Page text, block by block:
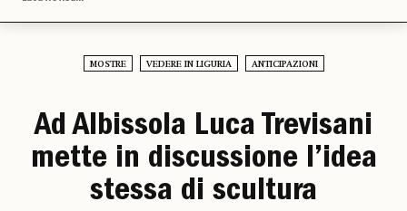
MOSTRE VEDERE IN LIGURIA ANTICIPAZIONI
Ad Albissola Luca Trevisani
mette in discussione l’idea
stessa di scultura